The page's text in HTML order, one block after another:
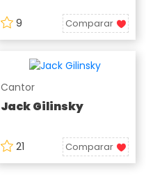
9 Comparar
Cantor
Jack Gilinsky
21 Comparar